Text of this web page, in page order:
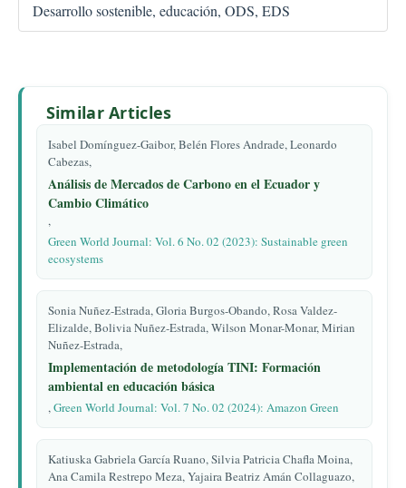
Desarrollo sostenible, educación, ODS, EDS
Similar Articles
Isabel Domínguez-Gaibor, Belén Flores Andrade, Leonardo
Cabezas,
Análisis de Mercados de Carbono en el Ecuador y
Cambio Climático
,
Green World Journal: Vol. 6 No. 02 (2023): Sustainable green
ecosystems
Sonia Nuñez-Estrada, Gloria Burgos-Obando, Rosa Valdez-
Elizalde, Bolivia Nuñez-Estrada, Wilson Monar-Monar, Mirian
Nuñez-Estrada,
Implementación de metodología TINI: Formación
ambiental en educación básica
,Green World Journal: Vol. 7 No. 02 (2024): Amazon Green
Katiuska Gabriela García Ruano, Silvia Patricia Chafla Moina,
Ana Camila Restrepo Meza, Yajaira Beatriz Amán Collaguazo,